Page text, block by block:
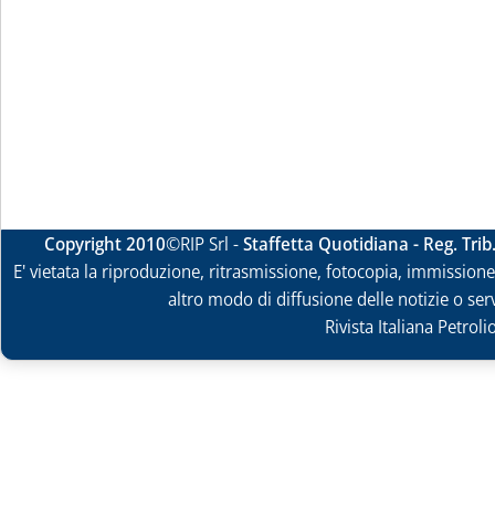
Copyright 2010©RIP Srl -Staffetta Quotidiana - Reg.
E' vietata la riproduzione, ritrasmissione, fotocopia,
altro modo di diffusione delle notizie o
Rivista Italiana